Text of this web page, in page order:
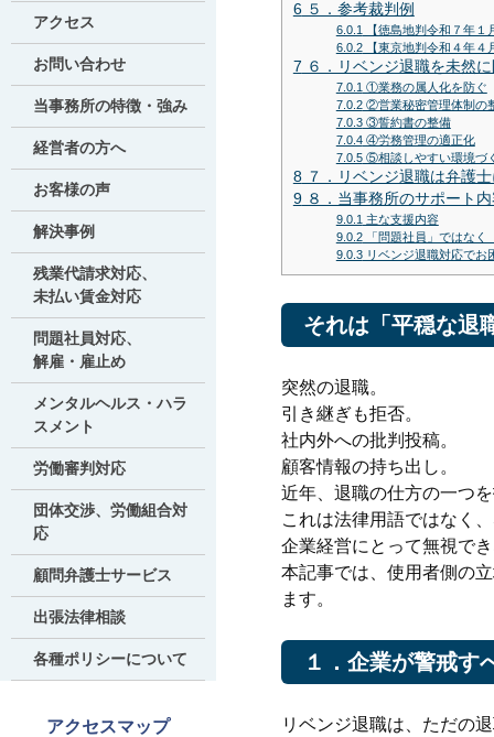
6５．参考裁判例
6.0.1
【徳島地判令和７年
6.0.2【東京地判令和４年４
7 ６．リベンジ退職を未然
7.0.1 ①業務の属人化を防ぐ
7.0.2②営業秘密管理体制の
7.0.3③誓約書の整備
7.0.4④労務管理の適正化
7.0.5⑤相談しやすい環境づ
8７．リベンジ退職は弁護
9８．当事務所のサポート内
9.0.1 主な支援内容
9.0.2「問題社員」ではなく
9.0.3リベンジ退職対応でお
それは「平穏な退
突然の退職。
引き継ぎも拒否。
社内外への批判投稿。
顧客情報の持ち出し。
近年、退職の仕方の一つ
これは法律用語ではなく
企業経営にとって無視で
本記事では、使用者側の
ます。
１．企業が警戒す
リベンジ退職は、ただの
アクセス
お問い合わせ
当事務所の特徴・強み
経営者の方へ
お客様の声
解決事例
残業代請求対応、
未払い賃金対応
問題社員対応、
解雇・雇止め
メンタルヘルス・ハラ
スメント
労働審判対応
団体交渉、労働組合対
応
顧問弁護士サービス
出張法律相談
各種ポリシーについて
アクセスマップ